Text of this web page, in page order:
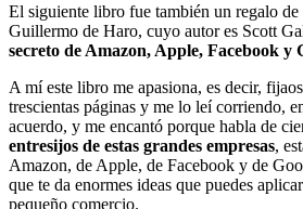
El siguiente libro fue también un regalo
Guillermo de Haro, cuyo autor es Scott
secreto de Amazon, Apple, Facebook y
A mí este libro me apasiona, es decir,
trescientas páginas y me lo leí corriendo,
acuerdo, y me encantó porque habla de
entresijos de estas grandes empresas,
Amazon, de Apple, de Facebook y de
que te da enormes ideas que puedes
pequeño comercio.